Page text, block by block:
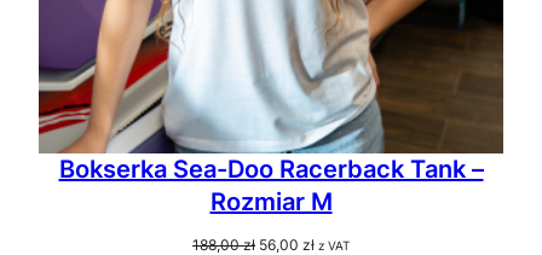
Bokserka Sea-Doo Racerback Tank –
Rozmiar M
188,00zł Pierwotna
56,00 złAktualna
z VAT